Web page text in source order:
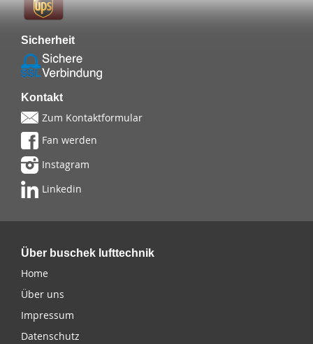
Sicherheit
Kontakt
Zum Kontaktformular
Fan werden
Instagram
Linkedin
Über buschek lufttechnik
Home
Über uns
Impressum
Datenschutz